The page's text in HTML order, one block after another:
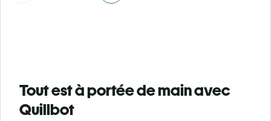
Tout est à portée de main avec
Quillbot